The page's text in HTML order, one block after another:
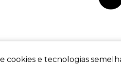
e tecnologias